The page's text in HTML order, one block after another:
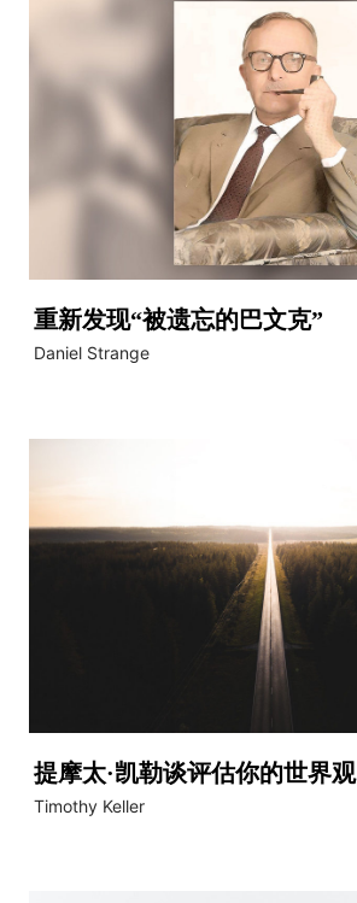
重新发现“被遗忘的巴文克”
Daniel Strange
提摩太·凯勒谈评估你的世界观
Timothy Keller